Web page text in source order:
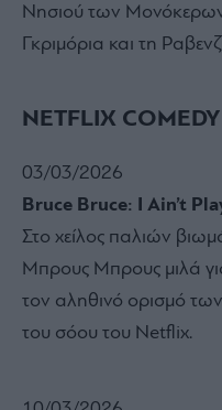
Νησιού των Μονόκερων
Γκριμόρια και τη
NETFLIX
03/03/2026
Bruce Bruce: I Ain’t
Στο χείλος παλιών
Μπρους Μπρους μιλά
τον αληθινό ορισμό
του σόου του Netflix.